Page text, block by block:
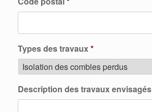
Types des travaux*
Description des travaux envisagés